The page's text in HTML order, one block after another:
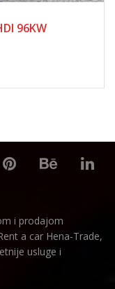
96KW
i prodajom
a car Hena-Trade,
usluge i